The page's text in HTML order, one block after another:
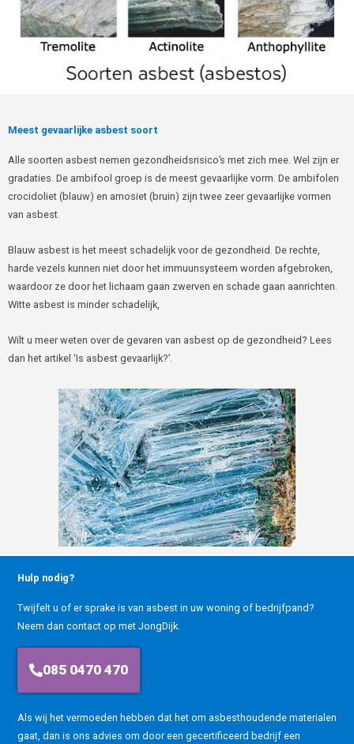
Meest gevaarlijke asbest soort
Alle soorten asbest nemen gezondheidsrisico’s met zich mee. Wel zijn er
gradaties. De ambifool groep is de meest gevaarlijke vorm. De ambifolen
crocidoliet (blauw) en amosiet (bruin) zijn twee zeer gevaarlijke vormen
van asbest.
Blauw asbest is het meest schadelijk voor de gezondheid. De rechte,
harde vezels kunnen niet door het immuunsysteem worden afgebroken,
waardoor ze door het lichaam gaan zwerven en schade gaan aanrichten.
Witte asbest is minder schadelijk,
Wilt u meer weten over de gevaren van asbest op de gezondheid? Lees
dan het artikel ‘Is asbest gevaarlijk?’.
Hulp nodig?
Twijfelt u of er sprake is van asbest in uw woning of bedrijfpand?
Neem dan contact op met JongDijk.
085 0470 470
Als wij het vermoeden hebben dat het om asbesthoudende materialen
gaat, dan is ons advies om door een gecertificeerd bedrijf een